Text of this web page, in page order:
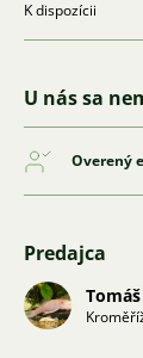
K dispozícii
U nás sa
Overený
Predajca